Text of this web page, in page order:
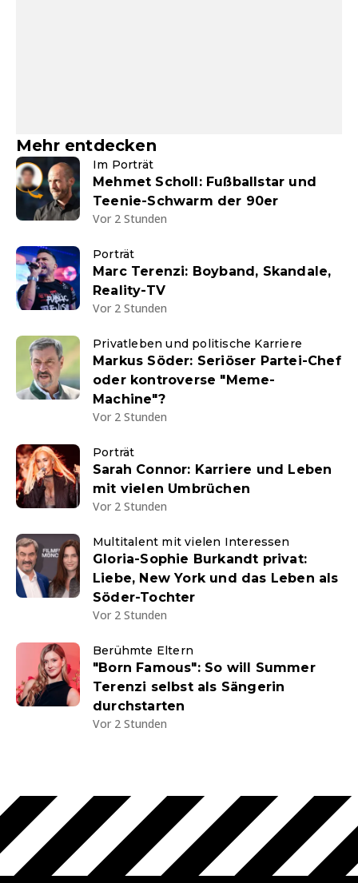
Mehr entdecken
Im Porträt
Mehmet Scholl: Fußballstar und
Teenie-Schwarm der 90er
Vor 2 Stunden
Porträt
Marc Terenzi: Boyband, Skandale,
Reality-TV
Vor 2 Stunden
Privatleben und politische Karriere
Markus Söder: Seriöser Partei-Chef
oder kontroverse "Meme-
Machine"?
Vor 2 Stunden
Porträt
Sarah Connor: Karriere und Leben
mit vielen Umbrüchen
Vor 2 Stunden
Multitalent mit vielen Interessen
Gloria-Sophie Burkandt privat:
Liebe, New York und das Leben als
Söder-Tochter
Vor 2 Stunden
Berühmte Eltern
"Born Famous": So will Summer
Terenzi selbst als Sängerin
durchstarten
Vor 2 Stunden